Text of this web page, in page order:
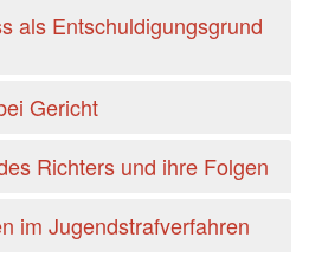
als Entschuldigungsgrund
Gericht
Richters und ihre Folgen
im Jugendstrafverfahren